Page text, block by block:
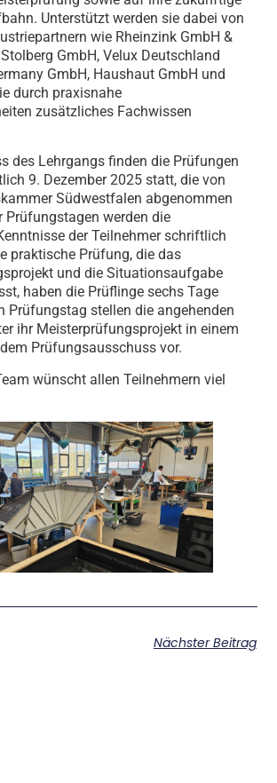
Unterstützt werden sie dabei von
wie Rheinzink GmbH &
Stolberg GmbH, Velux Deutschland
GmbH, Haushaut GmbH und
durch praxisnahe
zusätzliches Fachwissen
des Lehrgangs finden die Prüfungen
9. Dezember 2025 statt, die von
Südwestfalen abgenommen
Prüfungstagen werden die
der Teilnehmer schriftlich
praktische Prüfung, die das
und die Situationsaufgabe
haben die Prüflinge sechs Tage
Prüfungstag stellen die angehenden
ihr Meisterprüfungsprojekt in einem
Prüfungsausschuss vor.
wünscht allen Teilnehmern viel
Nächster Beitrag